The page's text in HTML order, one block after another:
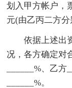
划入甲方帐户，
元(由乙丙二方分
依据上述出资
况，各方确定对
______%、乙
______%。